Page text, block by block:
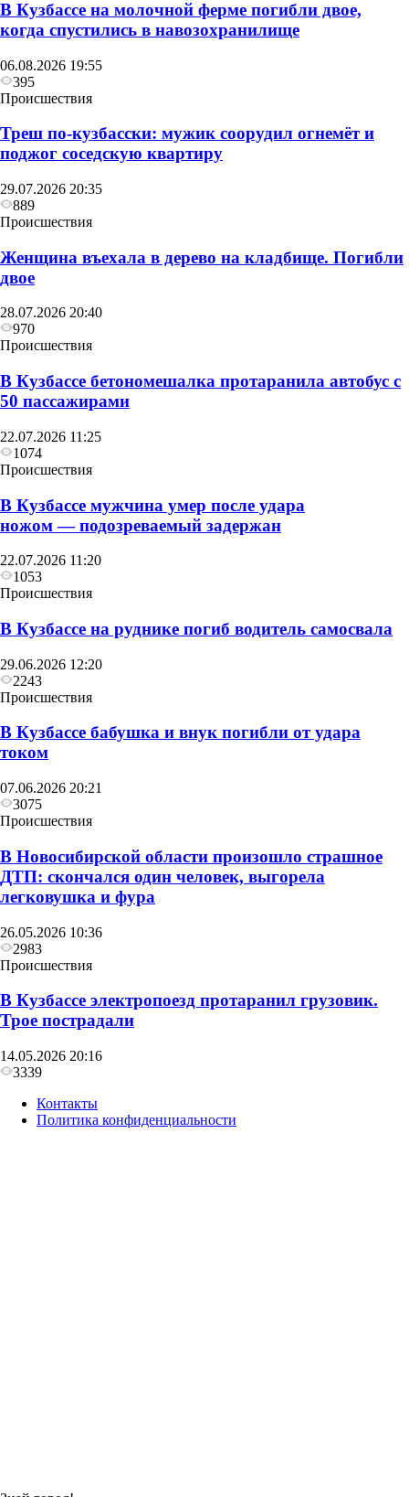
В Кузбассе на молочной ферме погибли двое,
когда спустились в навозохранилище
06.08.2026 19:55
395
Происшествия
Треш по-кузбасски: мужик соорудил огнемёт и
поджог соседскую квартиру
29.07.2026 20:35
889
Происшествия
Женщина въехала в дерево на кладбище. Погибли
двое
28.07.2026 20:40
970
Происшествия
В Кузбассе бетономешалка протаранила автобус с
50 пассажирами
22.07.2026 11:25
1074
Происшествия
В Кузбассе мужчина умер после удара
ножом — подозреваемый задержан
22.07.2026 11:20
1053
Происшествия
В Кузбассе на руднике погиб водитель самосвала
29.06.2026 12:20
2243
Происшествия
В Кузбассе бабушка и внук погибли от удара
током
07.06.2026 20:21
3075
Происшествия
В Новосибирской области произошло страшное
ДТП: скончался один человек, выгорела
легковушка и фура
26.05.2026 10:36
2983
Происшествия
В Кузбассе электропоезд протаранил грузовик.
Трое пострадали
14.05.2026 20:16
3339
Контакты
Политика конфиденциальности